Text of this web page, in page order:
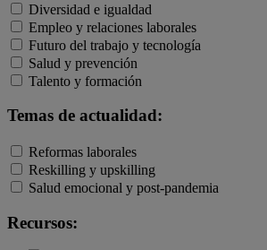
Diversidad e igualdad
Empleo y relaciones laborales
Futuro del trabajo y tecnología
Salud y prevención
Talento y formación
Temas de actualidad:
Reformas laborales
Reskilling y upskilling
Salud emocional y post-pandemia
Recursos: